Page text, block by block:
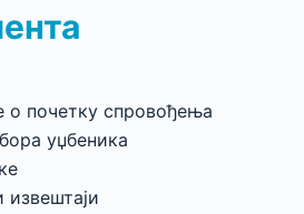
о почетку спровођења
уџбеника
извештаји